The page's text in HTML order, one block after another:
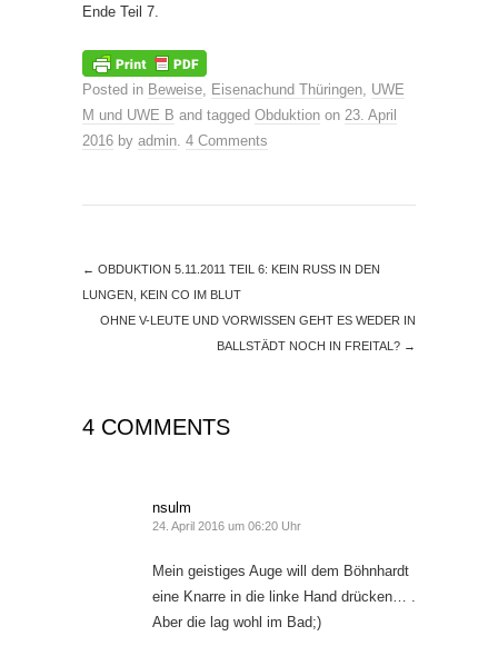
Ende Teil 7.
Posted in Beweise, Eisenachund Thüringen, UWE
M und UWE B and tagged Obduktion on 23. April
2016 by admin. 4 Comments
← OBDUKTION 5.11.2011 TEIL 6: KEIN RUSS IN DEN
LUNGEN, KEIN CO IM BLUT
OHNE V-LEUTE UND VORWISSEN GEHT ES WEDER IN
BALLSTÄDT NOCH IN FREITAL? →
4 COMMENTS
nsulm
24. April 2016 um 06:20 Uhr
Mein geistiges Auge will dem Böhnhardt
eine Knarre in die linke Hand drücken… .
Aber die lag wohl im Bad;)